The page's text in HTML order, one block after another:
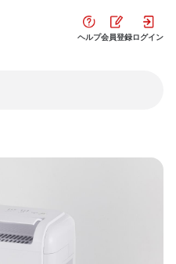
ヘルプ会員登録ログイン